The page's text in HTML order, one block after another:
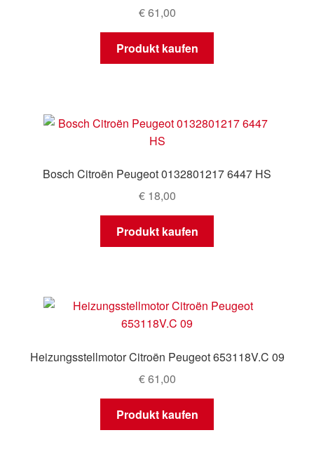
€61,00
Produkt kaufen
Bosch Citroën Peugeot 0132801217 6447 HS
€18,00
Produkt kaufen
Heizungsstellmotor Citroën Peugeot 653118V.C 09
€61,00
Produkt kaufen